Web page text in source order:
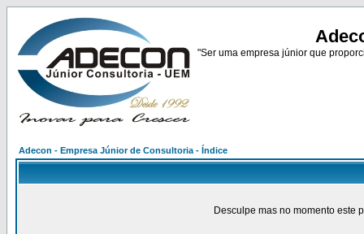
"Ser uma empresa júnior que
Adecon - Empresa Júnior de Consultoria - Índice
Desculpe mas no momento este